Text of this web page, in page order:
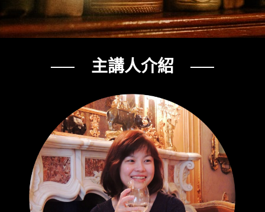
── 主講人介紹 ──